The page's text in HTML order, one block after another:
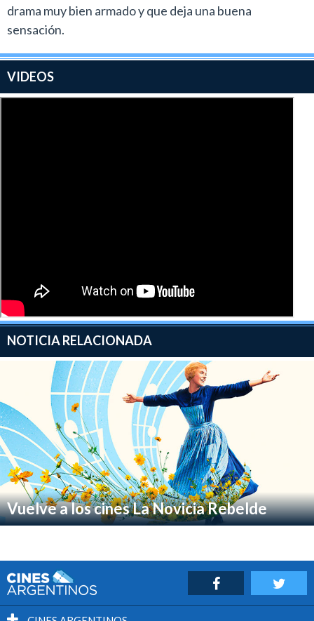
drama muy bien armado y que deja una buena
sensación.
VIDEOS
NOTICIA RELACIONADA
Vuelve a los cines La Novicia Rebelde